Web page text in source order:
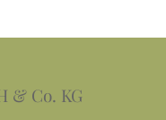
& Co. KG